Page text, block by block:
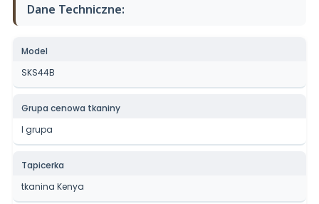
Dane Techniczne:
Model
SKS44B
Grupa cenowa tkaniny
I grupa
Tapicerka
tkanina Kenya